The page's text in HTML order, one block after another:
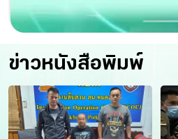
ข่าวหนังสือพิมพ์